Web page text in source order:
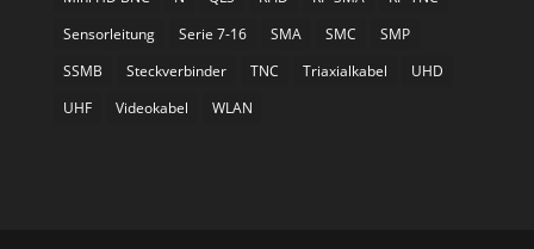
Sensorleitung
Serie 7-16 SMA SMC
SMP
SSMB
Steckverbinder TNC Triaxialkabel
UHD
UHF
Videokabel WLAN